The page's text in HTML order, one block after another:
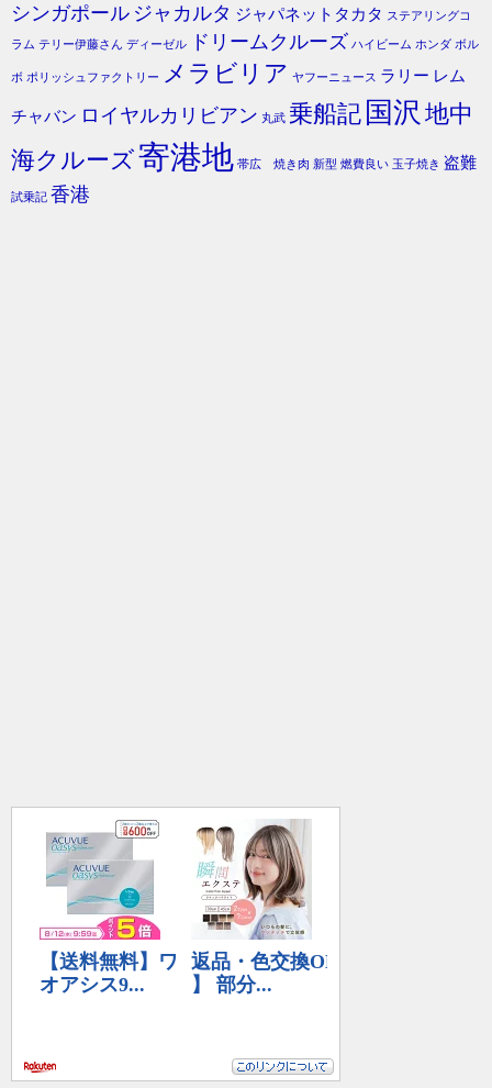
シンガポール ジャカルタ ジャパネットタカタ ステアリングコ
ラム テリー伊藤さん ディーゼル ドリームクルーズ ハイビーム ホンダ ボル
ボ ポリッシュファクトリー メラビリア ヤフーニュース ラリー レム
チャバン ロイヤルカリビアン 丸武 乗船記 国沢 地中
海クルーズ寄港地 帯広 焼き肉 新型 燃費良い 玉子焼き 盗難
試乗記 香港